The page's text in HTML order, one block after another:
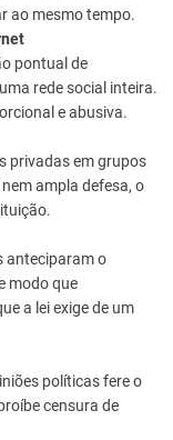
ao mesmo tempo.
pontual de
rede social inteira.
e abusiva.
privadas em grupos
ampla defesa, o
anteciparam o
modo que
a lei exige de um
políticas fere o
censura de